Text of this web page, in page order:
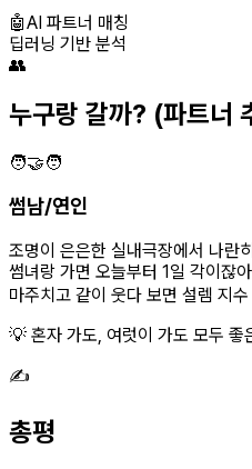
🤖AI 파트너 매칭
딥러닝 기반 분석
👥
누구랑 갈까? (파트너
🧑‍🤝‍🧑
썸남/연인
조명이 은은한 실내극장에서 나란
썸녀랑 가면 오늘부터 1일 각이잖
마주치고 같이 웃다 보면 설렘 지수
💡 혼자 가도, 여럿이 가도 모두 좋
✍️
총평